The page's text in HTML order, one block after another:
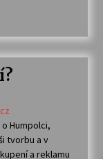
Humpolci,
tvorbu a v
a reklamu